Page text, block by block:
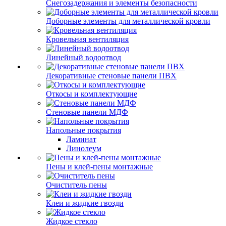
Снегозадержания и элементы безопасности
Доборные элементы для металлической кровли
Кровельная вентиляция
Линейный водоотвод
Декоративные стеновые панели ПВХ
Откосы и комплектующие
Стеновые панели МДФ
Напольные покрытия
Ламинат
Линолеум
Пены и клей-пены монтажные
Очиститель пены
Клеи и жидкие гвозди
Жидкое стекло